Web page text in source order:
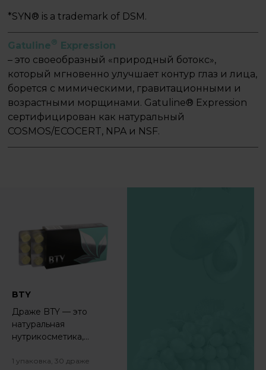
*SYN® is a trademark of DSM.
Gatuline®
Expression
– это своеобразный «природный ботокс»,
который мгновенно улучшает контур глаз и лица,
борется с мимическими, гравитационными и
возрастными морщинами. Gatuline® Expression
сертифицирован как натуральный
COSMOS/ECOCERT, NPA и NSF.
BTY
Драже BTY — это
натуральная
нутрикосметика,
выглядеть увереннее и
1 упаковка, 30 драже